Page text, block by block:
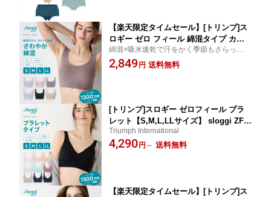
【楽天限定タイムセール】[トリンプ]ス
ロギー ゼロ フィール 綿混タイプ カッ
プ付きハーフトップ【S,M,L,LLサイ
ズ】sloggi G028 N-Top ノンワイヤー
綿混×吸水速乾で汗をかく季節もさらっと快
適！縫い目ゼロでなめらかな着けごこち 無
縫製
2,849円 送料無料
[トリンプ]スロギー ゼロフィール ブラ
レット【S,M,L,LLサイズ】 sloggi ZF B
ralette JX ノンワイヤーブラジャー ワイ
ヤレスブラ ブラトップ レディース イン
Triumph International
4,290円 ～ 送料無料
【楽天限定タイムセール】[トリンプ]ス